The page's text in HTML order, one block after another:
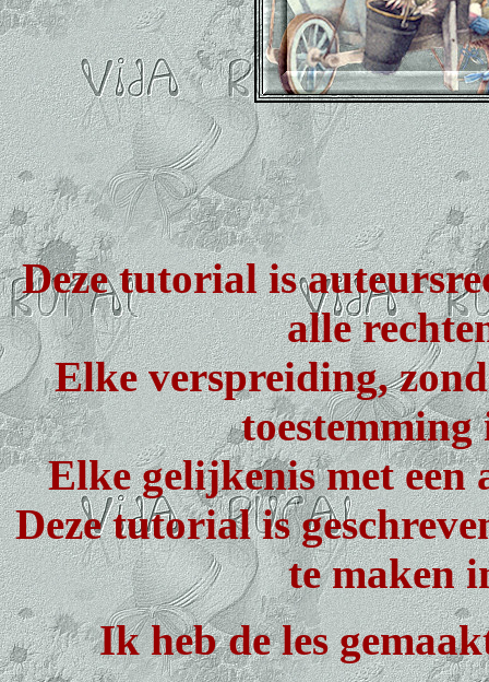
Deze tutorial is
alle
Elke verspreiding,
toestemming
Elke gelijkenis met
Deze tutorial is
te maken
Ik heb de les